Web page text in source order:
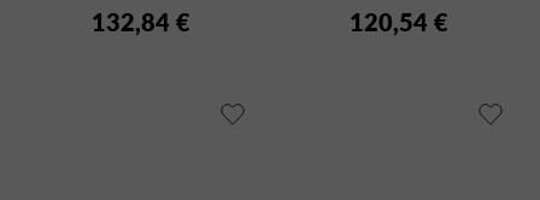
132,84 € 120,54 €